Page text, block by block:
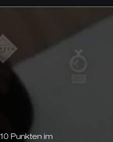
Punkten im